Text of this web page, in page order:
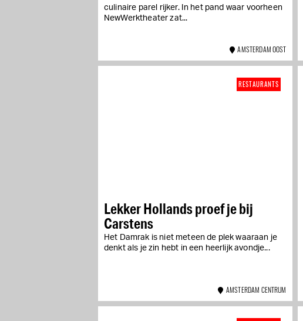
culinaire parel rijker. In het pand waar voorheen
NewWerktheater zat...
AMSTERDAM OOST
Lekker Hollands proef je bij
Carstens
Het Damrak is niet meteen de plek waaraan je
denkt als je zin hebt in een heerlijk avondje...
RESTAURANTS
AMSTERDAM CENTRUM